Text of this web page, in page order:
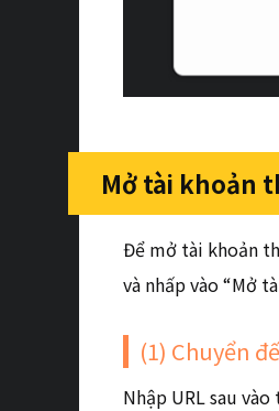
Mở tài khoản
Để mở tài khoản
và nhấp vào “Mở
(1) Chuyển
Nhập URL sau